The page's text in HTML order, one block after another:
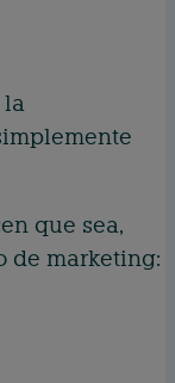
que sea,
de marketing: